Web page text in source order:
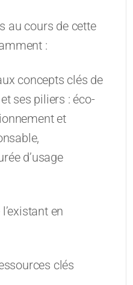
au cours de cette
:
concepts clés de
ses piliers : éco-
et
d’usage
en
clés